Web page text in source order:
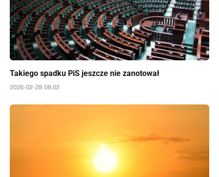
Takiego spadku PiS jeszcze nie zanotował
2026-02-28 08:02